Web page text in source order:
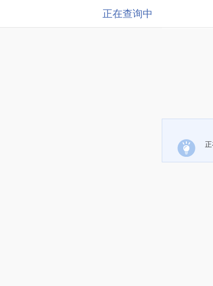
正在查询中